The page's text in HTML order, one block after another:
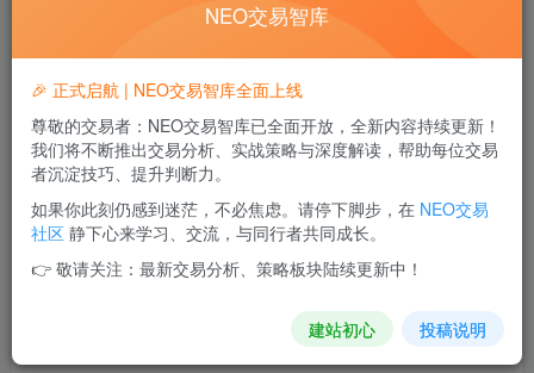
AI AI摘要介绍
金融交易市场参与者包括监管机构、交易所、结算机构等基础设
行、央行、对冲基金、资管公司等投资机构。实体企业以套期保
值和套利为主，个人投资者数量庞大。各类参与者各司其职，共
同维持市场高效运转。
NEO交易智库
🎉 正式启航 | NEO交易智库全面上线
尊敬的交易者：NEO交易智库已全面开放，全新内容持续更新！
我们将不断推出交易分析、实战策略与深度解读，帮助每位交易
者沉淀技巧、提升判断力。
如果你此刻仍感到迷茫，不必焦虑。请停下脚步，在 NEO交易
社区 静下心来学习、交流，与同行者共同成长。
👉 敬请关注：最新交易分析、策略板块陆续更新中！
建站初心 投稿说明